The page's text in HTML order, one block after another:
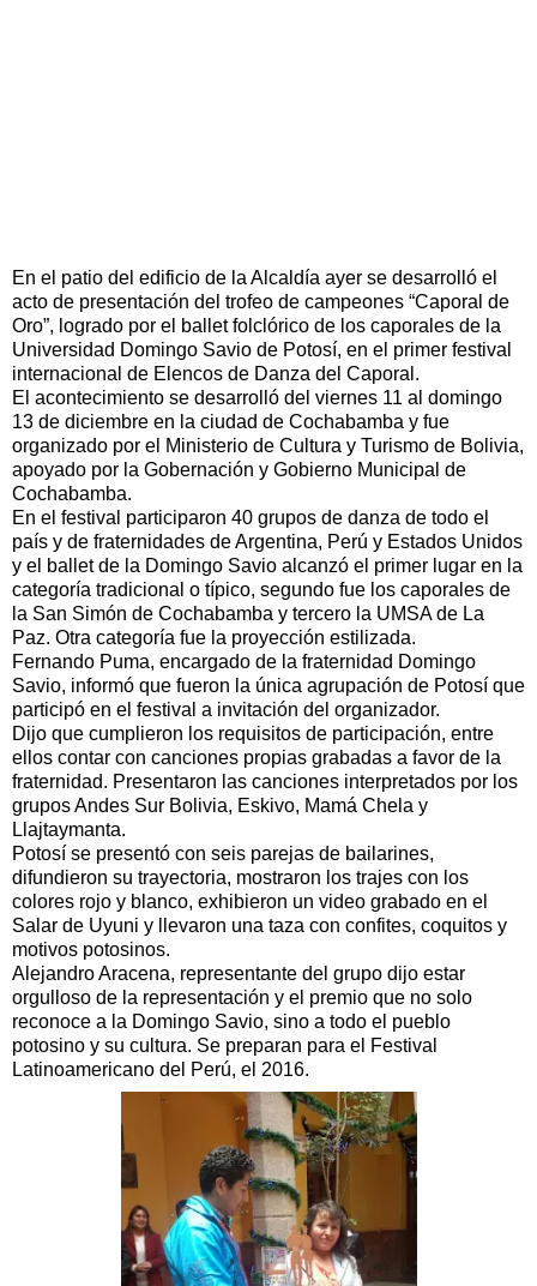
En el patio del edificio de la Alcaldía ayer se desarrolló el
acto de presentación del trofeo de campeones “Caporal de
Oro”, logrado por el ballet folclórico de los caporales de la
Universidad Domingo Savio de Potosí, en el primer festival
internacional de Elencos de Danza del Caporal.
El acontecimiento se desarrolló del viernes 11 al domingo
13 de diciembre en la ciudad de Cochabamba y fue
organizado por el Ministerio de Cultura y Turismo de Bolivia,
apoyado por la Gobernación y Gobierno Municipal de
Cochabamba.
En el festival participaron 40 grupos de danza de todo el
país y de fraternidades de Argentina, Perú y Estados Unidos
y el ballet de la Domingo Savio alcanzó el primer lugar en la
categoría tradicional o típico, segundo fue los caporales de
la San Simón de Cochabamba y tercero la UMSA de La
Paz. Otra categoría fue la proyección estilizada.
Fernando Puma, encargado de la fraternidad Domingo
Savio, informó que fueron la única agrupación de Potosí que
participó en el festival a invitación del organizador.
Dijo que cumplieron los requisitos de participación, entre
ellos contar con canciones propias grabadas a favor de la
fraternidad. Presentaron las canciones interpretados por los
grupos Andes Sur Bolivia, Eskivo, Mamá Chela y
Llajtaymanta.
Potosí se presentó con seis parejas de bailarines,
difundieron su trayectoria, mostraron los trajes con los
colores rojo y blanco, exhibieron un video grabado en el
Salar de Uyuni y llevaron una taza con confites, coquitos y
motivos potosinos.
Alejandro Aracena, representante del grupo dijo estar
orgulloso de la representación y el premio que no solo
reconoce a la Domingo Savio, sino a todo el pueblo
potosino y su cultura. Se preparan para el Festival
Latinoamericano del Perú, el 2016.